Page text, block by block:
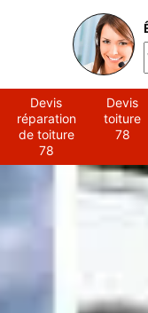
Devis
réparation
de toiture
78
Devis
toiture
78